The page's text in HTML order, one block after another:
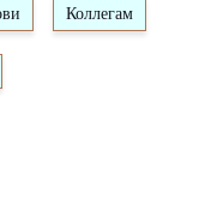
Коллегам